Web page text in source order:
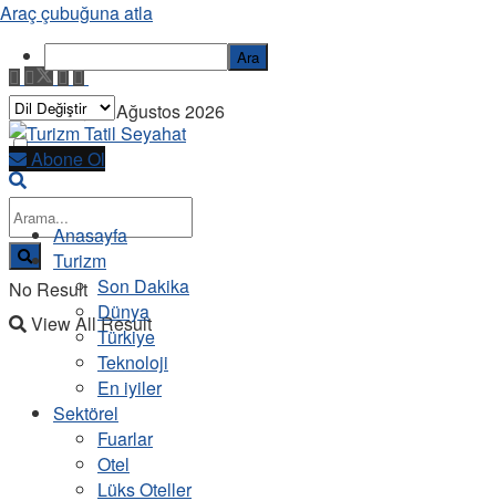
Pazartesi, 10 Ağustos 2026
No Result
View All Result
Abone Ol
Anasayfa
Turizm
Son Dakika
Dünya
Türkiye
Teknoloji
En iyiler
Sektörel
Fuarlar
Otel
Lüks Oteller
Araç çubuğuna atla
Ara